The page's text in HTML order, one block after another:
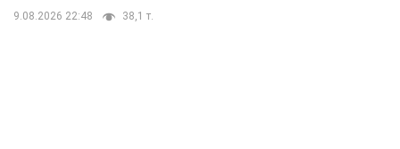
9.08.2026 22:48 38,1 т.